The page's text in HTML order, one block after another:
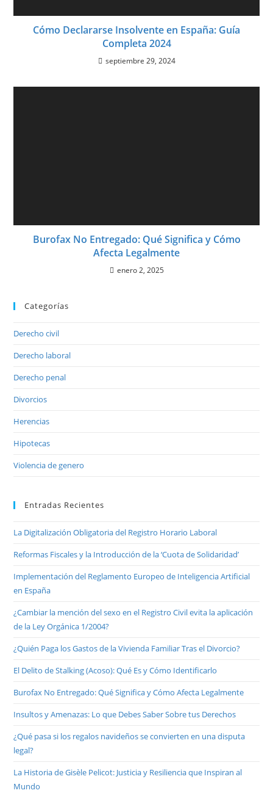
Cómo Declararse Insolvente en España: Guía
Completa 2024
septiembre 29, 2024
Burofax No Entregado: Qué Significa y Cómo
Afecta Legalmente
enero 2, 2025
Categorías
Derecho civil
Derecho laboral
Derecho penal
Divorcios
Herencias
Hipotecas
Violencia de genero
Entradas Recientes
La Digitalización Obligatoria del Registro Horario Laboral
Reformas Fiscales y la Introducción de la ‘Cuota de Solidaridad’
Implementación del Reglamento Europeo de Inteligencia Artificial
en España
¿Cambiar la mención del sexo en el Registro Civil evita la aplicación
de la Ley Orgánica 1/2004?
¿Quién Paga los Gastos de la Vivienda Familiar Tras el Divorcio?
El Delito de Stalking (Acoso): Qué Es y Cómo Identificarlo
Burofax No Entregado: Qué Significa y Cómo Afecta Legalmente
Insultos y Amenazas: Lo que Debes Saber Sobre tus Derechos
¿Qué pasa si los regalos navideños se convierten en una disputa
legal?
La Historia de Gisèle Pelicot: Justicia y Resiliencia que Inspiran al
Mundo